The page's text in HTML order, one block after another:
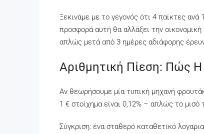
Ξεκινάμε με το γεγονός ότι 4 παίκτες
προσφορά αυτή θα αλλάξει την
απλώς μετά από 3 ημέρες αδιάφορης
Αριθμητική Πίεση: Πώς
Αν θεωρήσουμε μία τυπική μηχανή
1 € στοίχημα είναι 0,12% – απλώς το
Σύγκριση: ένα σταθερό καταθετικό